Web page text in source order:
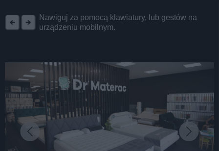
Nawiguj za pomocą klawiatury, lub gestów na
urządzeniu mobilnym.